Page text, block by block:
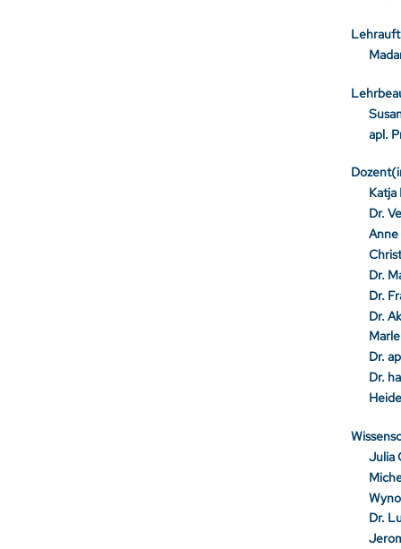
apl.
Katja
Dr.
Dr.
Dr.
Dr.
Dr.
Dr.
Julia
Dr.